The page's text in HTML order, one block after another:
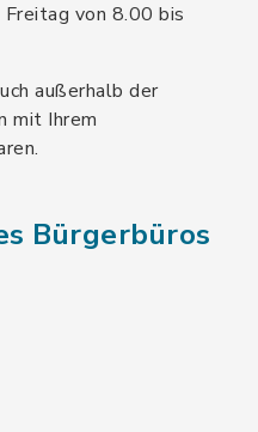
von 8.00 bis
außerhalb der
mit Ihrem
Bürgerbüros